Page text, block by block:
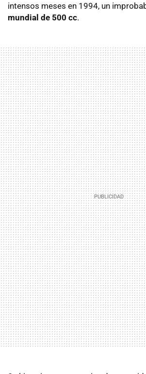
intensos meses en 1994, un
mundial de 500 cc.